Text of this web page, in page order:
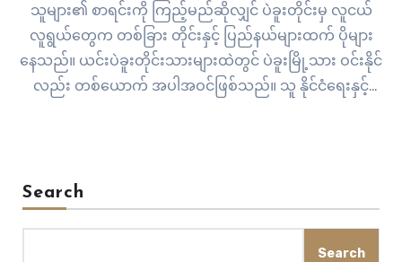
သူများ၏ စာရင်းကို ကြည့်မည်ဆိုလျှင် ပဲခူးတိုင်းမှ လူငယ်
လူရွယ်တွေက တစ်ခြား တိုင်းနှင့် ပြည်နယ်များထက် ပိုများ
နေသည်။ ယင်းပဲခူးတိုင်းသားများထဲတွင် ပဲခူးမြို့သား ဝင်းနိုင်
လည်း တစ်ယောက် အပါအဝင်ဖြစ်သည်။ သူ နိုင်ငံရေးနှင့်
Search
Search